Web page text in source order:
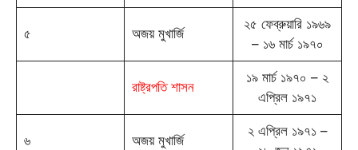
৫ অজয় মুখার্জি
২৫ ফেব্রুয়ারি ১৯৬৯
– ১৬ মার্চ ১৯৭০
রাষ্ট্রপতি শাসন
১৯ মার্চ ১৯৭০ – ২
এপ্রিল ১৯৭১
৬ অজয় মুখার্জি
২ এপ্রিল ১৯৭১ –